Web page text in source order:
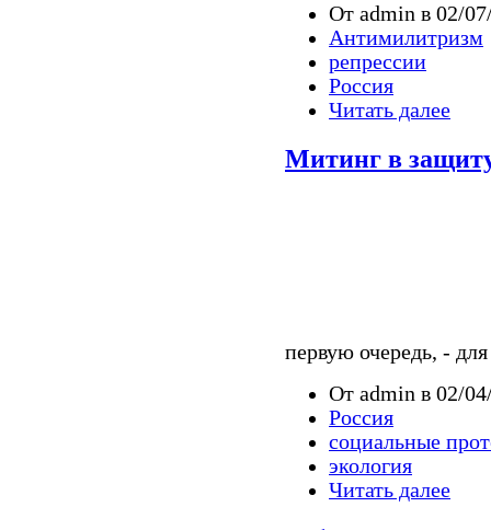
От admin в 02/
Антимилитризм
репрессии
Россия
Читать далее
Митинг в
первую очередь, -
От admin в 02/
Россия
социальные
экология
Читать далее